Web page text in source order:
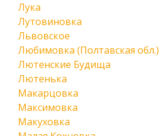
Лука
Лутовиновка
Львовское
Любимовка (Полтавская обл.)
Лютенские Будища
Лютенька
Макарцовка
Максимовка
Макуховка